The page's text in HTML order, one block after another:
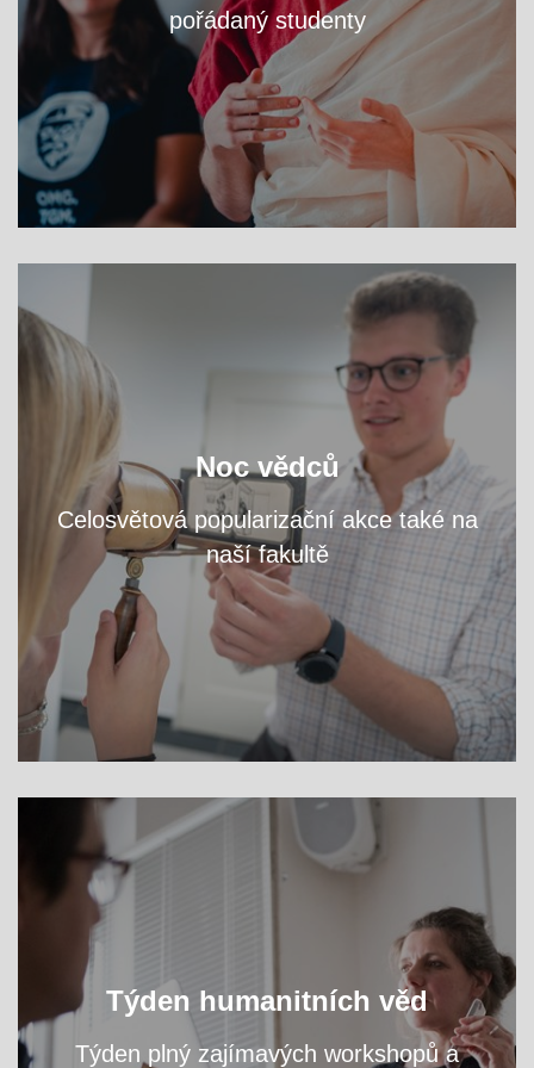
pořádaný studenty
VÍCE
Noc vědců
Celosvětová popularizační akce také na
naší fakultě
Navštivte fakultní areál a
zjistěte na workshopech
přednáškách, čím se tu zabýváme.
VÍCE
Týden humanitních věd
Týden plný zajímavých workshopů a
Oslavte s námi světový den filozofie a navštivte
přednášky a workshopy našich odborníků.